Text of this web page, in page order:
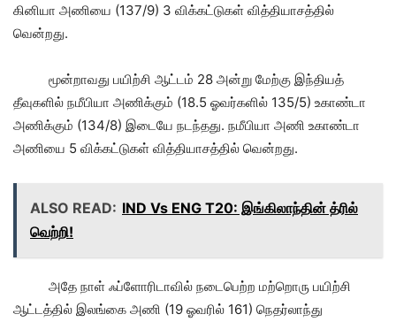
கினியா அணியை (137/9) 3 விக்கட்டுகள் வித்தியாசத்தில்
வென்றது.
மூன்றாவது பயிற்சி ஆட்டம் 28 அன்று மேற்கு இந்தியத்
தீவுகளில் நமீபியா அணிக்கும் (18.5 ஓவர்களில் 135/5) உகாண்டா
அணிக்கும் (134/8) இடையே நடந்தது. நமீபியா அணி உகாண்டா
அணியை 5 விக்கட்டுகள் வித்தியாசத்தில் வென்றது.
ALSO READ: IND Vs ENG T20: இங்கிலாந்தின் த்ரில்
வெற்றி!
அதே நாள் ஃப்ளோரிடாவில் நடைபெற்ற மற்றொரு பயிற்சி
ஆட்டத்தில் இலங்கை அணி (19 ஓவரில் 161) நெதர்லாந்து